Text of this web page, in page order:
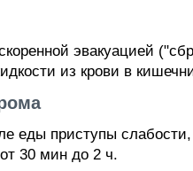
эвакуацией
из крови в
еды приступы
30 мин до 2 ч.